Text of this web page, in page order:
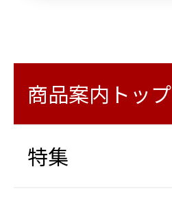
商品案内トップ
特集